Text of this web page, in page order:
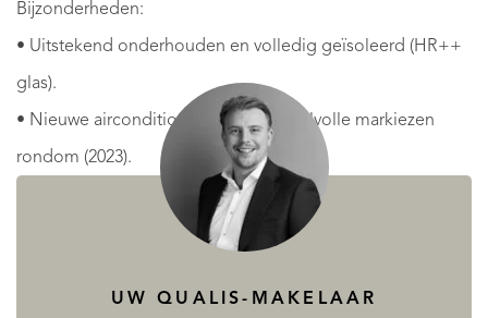
Bijzonderheden:
• Uitstekend onderhouden en volledig geïsoleerd (HR++
glas).
• Nieuwe airconditioning (2023) en stijlvolle markiezen
rondom (2023).
• Hoogwaardige aluminium en hardhouten kozijnen met
draai/kiep ramen en insectenhorren.
UW QUALIS-MAKELAAR